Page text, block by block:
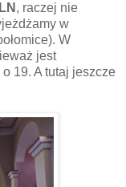
, raczej nie
w
W
jest
19. A tutaj jeszcze